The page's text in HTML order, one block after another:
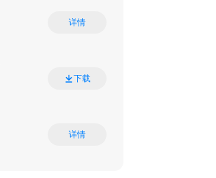
详情
下载
详情